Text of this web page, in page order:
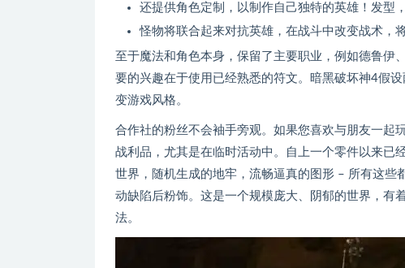
还提供角色定制，以制作自己独特的英雄！发型
怪物将联合起来对抗英雄，在战斗中改变战术，
至于魔法和角色本身，保留了主要职业，例如德鲁伊
要的兴趣在于使用已经熟悉的符文。暗黑破坏神4假
变游戏风格。
合作社的粉丝不会袖手旁观。如果您喜欢与朋友一起
战利品，尤其是在临时活动中。自上一个零件以来已
世界，随机生成的地牢，流畅逼真的图形 – 所有这
动缺陷后粉饰。这是一个规模庞大、阴郁的世界，有
法。